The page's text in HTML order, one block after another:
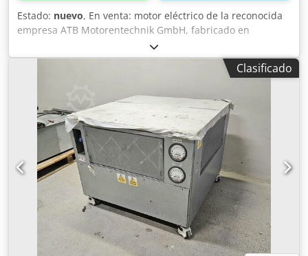
Estado: nuevo, En venta: motor eléctrico de la reconocida
empresa ATB Motorentechnik GmbH, fabricado en
Alemania. Modelo CD160M-4, en versión antideflagrante
ATEX II 2G, apto para operar con variador de frecuencia.
Datos técnicos: • Potencia: 11 kW • Tipo: CD160M-4 •
Frecuencia: 50 Hz • Velocidad: 1460 min⁻¹ (4 polos) • Cos φ:
0,85 • Clase de aislamiento: F • Grado de protección: IP55 •
Peso: 168 kg • Año de fabricación: 2007 • ATEX: II 2G EEx de
IIC T4 – motor para zonas con riesgo de explosión de gas •
Eje: diámetro 42 mm, estriado. Csdpsxbd U Esfx Ahaerf
Clasificado